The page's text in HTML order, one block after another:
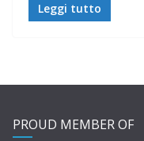
Leggi tutto
PROUD MEMBER OF